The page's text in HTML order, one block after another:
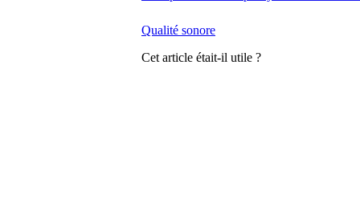
Qualité sonore
Cet article était-il utile ?